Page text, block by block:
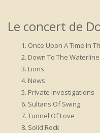
Le concert de
Once Upon A Time In
Down To The Waterline
Lions
News
Private Investigations
Sultans Of Swing
Tunnel Of Love
Solid Rock